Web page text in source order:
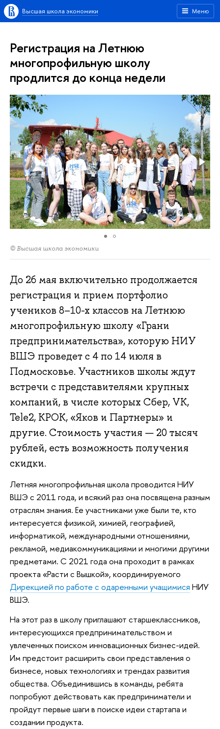
Меню
Высшая школа экономики
Регистрация на Летнюю
многопрофильную школу
продлится до конца недели
© Высшая школа экономики
До 26 мая включительно продолжается
регистрация и прием портфолио
учеников 8–10-х классов на Летнюю
многопрофильную школу «Грани
предпринимательства», которую НИУ
ВШЭ проведет с 4 по 14 июля в
Подмосковье. Участников школы ждут
встречи с представителями крупных
компаний, в числе которых Сбер, VK,
Теlе2, КРОК, «Яков и Партнеры» и
другие. Стоимость участия — 20 тысяч
рублей, есть возможность получения
скидки.
Летняя многопрофильная школа проводится НИУ
ВШЭ с 2011 года, и всякий раз она посвящена разным
отраслям знания. Ее участниками уже были те, кто
интересуется физикой, химией, географией,
информатикой, международными отношениями,
рекламой, медиакоммуникациями и многими другими
предметами. С 2021 года она проходит в рамках
проекта «Расти с Вышкой», координируемого
Дирекцией по работе с одаренными учащимися НИУ
ВШЭ.
На этот раз в школу приглашают старшеклассников,
интересующихся предпринимательством и
увлеченных поиском инновационных бизнес-идей.
Им предстоит расширить свои представления о
бизнесе, новых технологиях и трендах развития
общества. Объединившись в команды, ребята
попробуют действовать как предприниматели и
пройдут первые шаги в поиске идеи стартапа и
создании продукта.